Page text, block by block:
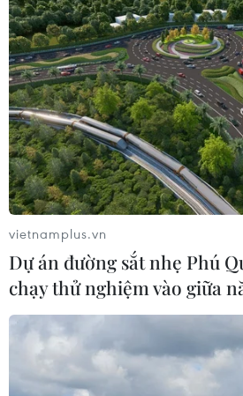
gia Việt Nam-WEF
Tại Đối thoại, các đối tác quan
tâm tìm hiểu chính sách của Việt
Nam trong các lĩnh vực mới nổi
như chuyển đổi Xanh, phát triển
năng lượng tái tạo, khai thác
hiếm, phát triển ngành bán
vietnamplus.vn
Dự án đường sắt nhẹ Phú
chạy thử nghiệm vào giữa